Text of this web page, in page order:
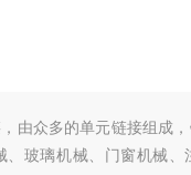
由众多的单元链接组成
玻璃机械、门窗机械